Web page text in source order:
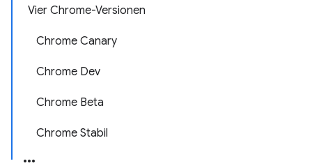
Vier Chrome-Versionen
Chrome Canary
Chrome Dev
Chrome Beta
Chrome Stabil